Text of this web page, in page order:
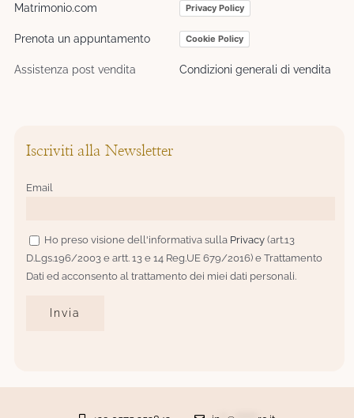
Matrimonio.com
Prenota un appuntamento
Assistenza post vendita
Privacy Policy
Cookie Policy
Condizioni generali di vendita
Iscriviti alla Newsletter
Email
Ho preso visione dell'informativa sulla Privacy (art.13
D.Lgs.196/2003 e artt. 13 e 14 Reg.UE 679/2016) e Trattamento
Dati ed acconsento al trattamento dei miei dati personali.